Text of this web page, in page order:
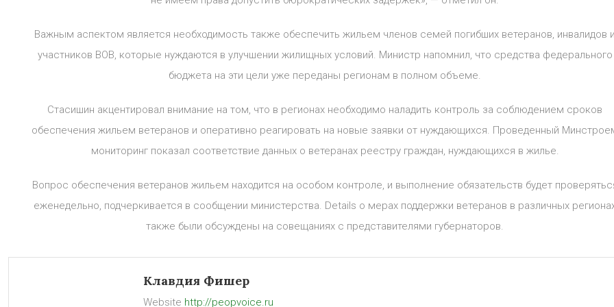
Важным аспектом является необходимость также обеспечить жильем членов семей погибших ветеранов, инвалидов и
участников ВОВ, которые нуждаются в улучшении жилищных условий. Министр напомнил, что средства федерального
бюджета на эти цели уже переданы регионам в полном объеме.
Стасишин акцентировал внимание на том, что в регионах необходимо наладить контроль за соблюдением сроков
обеспечения жильем ветеранов и оперативно реагировать на новые заявки от нуждающихся. Проведенный
мониторинг показал соответствие данных о ветеранах реестру граждан, нуждающихся в жилье.
Вопрос обеспечения ветеранов жильем находится на особом контроле, и выполнение обязательств будет
еженедельно, подчеркивается в сообщении министерства. Details о мерах поддержки ветеранов в различных
также были обсуждены на совещаниях с представителями губернаторов.
Клавдия Фишер
Website http://peopvoice.ru